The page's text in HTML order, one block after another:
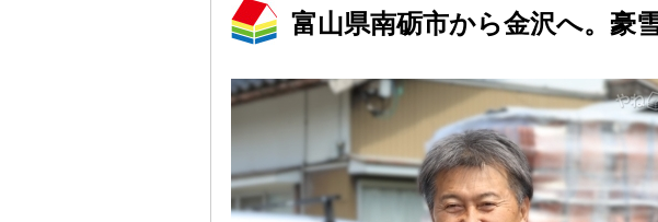
富山県南砺市から金沢へ。豪